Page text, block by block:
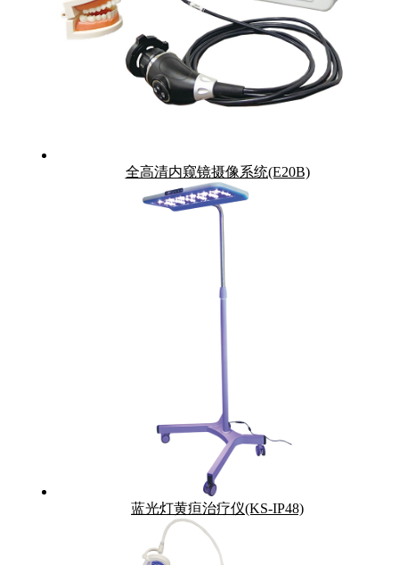
全高清内窥镜摄像系统(E20B)
蓝光灯黄疸治疗仪(KS-IP48)